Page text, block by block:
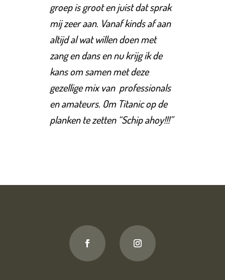
groep is groot en juist dat sprak
mij zeer aan. Vanaf kinds af aan
altijd al wat willen doen met
zang en dans en nu krijg ik de
kans om samen met deze
gezellige mix van professionals
en amateurs. Om Titanic op de
planken te zetten “Schip ahoy!!!”